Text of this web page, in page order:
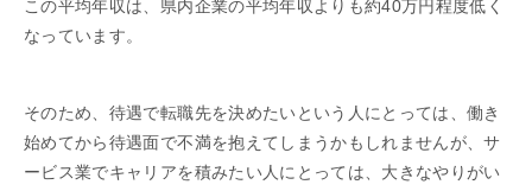
この平均年収は、県内企業の平均年収よりも約40万円程度低く
なっています。
そのため、待遇で転職先を決めたいという人にとっては、働き
始めてから待遇面で不満を抱えてしまうかもしれませんが、サ
ービス業でキャリアを積みたい人にとっては、大きなやりがい